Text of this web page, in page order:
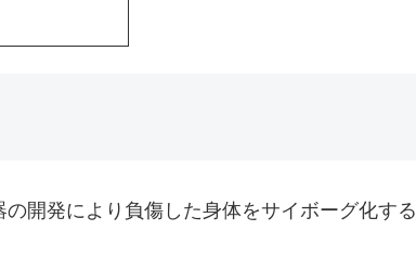
開発により負傷した身体をサイボーグ化する